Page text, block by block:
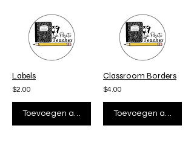
Labels
$2.00
Toevoegen aan winkelwagen
Classroom Borders
$4.00
Toevoegen aan